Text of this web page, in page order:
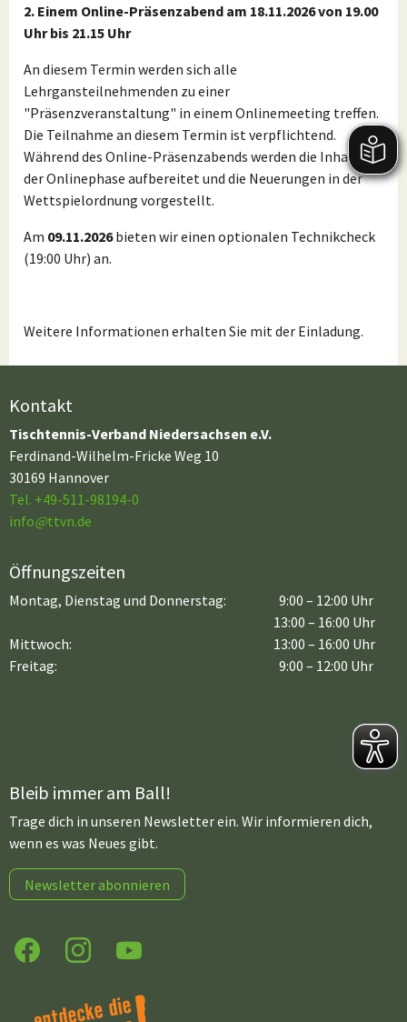
2. Einem Online-Präsenzabend am 18.11.2026 von 19.00
Uhr bis 21.15 Uhr
An diesem Termin werden sich alle
Lehrgansteilnehmenden zu einer
"Präsenzveranstaltung" in einem Onlinemeeting treffen.
Die Teilnahme an diesem Termin ist verpflichtend.
Während des Online-Präsenzabends werden die Inhalte
der Onlinephase aufbereitet und die Neuerungen in der
Wettspielordnung vorgestellt.
Am 09.11.2026bieten wir einen optionalen Technikcheck
(19:00 Uhr) an.
Weitere Informationen erhalten Sie mit der Einladung.
Kontakt
Tischtennis-Verband Niedersachsen e.V.
Ferdinand-Wilhelm-Fricke Weg 10
30169 Hannover
Tel. +49-511-98194-0
info@ttvn.de
Öffnungszeiten
Montag, Dienstag und Donnerstag:
9:00 – 12:00 Uhr
13:00 – 16:00 Uhr
Mittwoch:
Freitag:
13:00 – 16:00 Uhr
9:00 – 12:00 Uhr
Bleib immer am Ball!
Trage dich in unseren Newsletter ein. Wir informieren dich,
wenn es was Neues gibt.
Newsletter abonnieren